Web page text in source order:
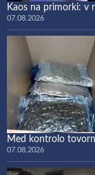
Kaos na primorki: v
07.08.2026
Med kontrolo
07.08.2026